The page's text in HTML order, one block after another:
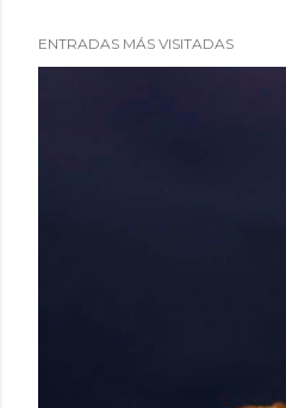
ENTRADAS MÁS VISITADAS